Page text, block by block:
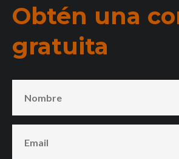
Obtén una
gratuita